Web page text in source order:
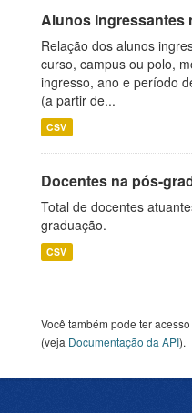
Alunos Ingressantes
Relação dos alunos
curso, campus ou polo,
ingresso, ano e período
(a partir de...
CSV
Docentes na pós-
Total de docentes
graduação.
CSV
Você também pode ter
(veja Documentação da API).